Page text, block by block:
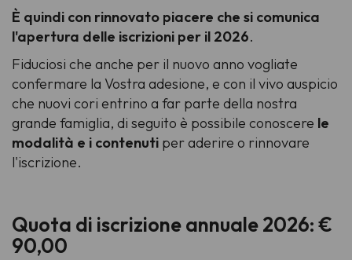
È quindi con rinnovato piacere che si comunica
l'apertura delle iscrizioni per il 2026.
Fiduciosi che anche per il nuovo anno vogliate
confermare la Vostra adesione, e con il vivo auspicio
che nuovi cori entrino a far parte della nostra
grande famiglia, di seguito è possibile conoscere le
modalità e i contenuti per aderire o rinnovare
l'iscrizione.
Quota di iscrizione annuale 2026: €
90,00